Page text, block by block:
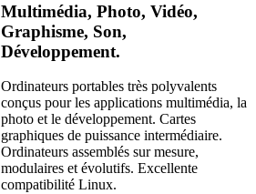
Multimédia, Photo, Vidéo,
Graphisme, Son,
Développement.
Ordinateurs portables très polyvalents
conçus pour les applications multimédia, la
photo et le développement. Cartes
graphiques de puissance intermédiaire.
Ordinateurs assemblés sur mesure,
modulaires et évolutifs. Excellente
compatibilité Linux.